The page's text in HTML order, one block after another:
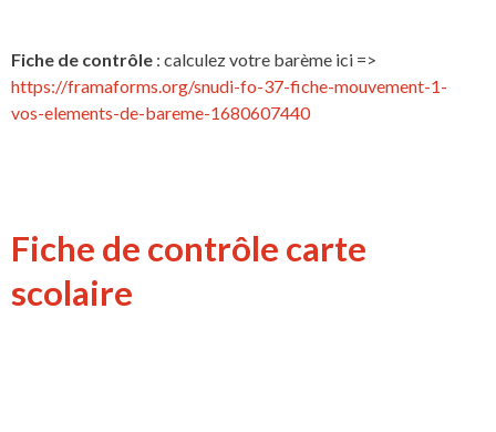
Fiche de contrôle : calculez votre barème ici =>
https://framaforms.org/snudi-fo-37-fiche-mouvement-1-
vos-elements-de-bareme-1680607440
Fiche de contrôle carte
scolaire